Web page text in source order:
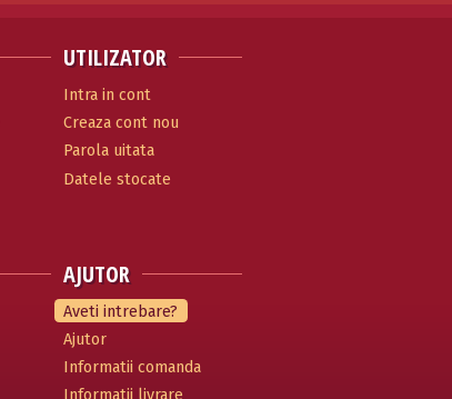
UTILIZATOR
Intra in cont
Creaza cont nou
Parola uitata
Datele stocate
AJUTOR
Aveti intrebare?
Ajutor
Informatii comanda
Informatii livrare